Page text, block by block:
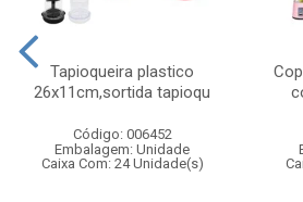
Tapioqueira plastico
26x11cm,sortida tapioqu
Código: 006452
Embalagem: Unidade
Caixa Com: 24 Unidade(s)